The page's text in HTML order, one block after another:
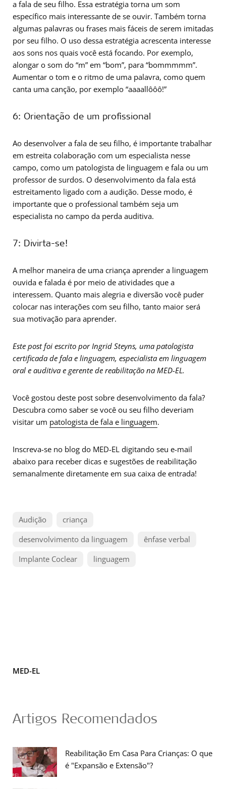
a fala de seu filho. Essa estratégia torna um som
específico mais interessante de se ouvir. Também torna
algumas palavras ou frases mais fáceis de serem imitadas
por seu filho. O uso dessa estratégia acrescenta interesse
aos sons nos quais você está focando. Por exemplo,
alongar o som do “m” em “bom”, para “bommmmm”.
Aumentar o tom e o ritmo de uma palavra, como quem
canta uma canção, por exemplo “aaaallôôô!”
6: Orientação de um profissional
Ao desenvolver a fala de seu filho, é importante trabalhar
em estreita colaboração com um especialista nesse
campo, como um patologista de linguagem e fala ou um
professor de surdos. O desenvolvimento da fala está
estreitamento ligado com a audição. Desse modo, é
importante que o professional também seja um
especialista no campo da perda auditiva.
7: Divirta-se!
A melhor maneira de uma criança aprender a linguagem
ouvida e falada é por meio de atividades que a
interessem. Quanto mais alegria e diversão você puder
colocar nas interações com seu filho, tanto maior será
sua motivação para aprender.
Este post foi escrito por Ingrid Steyns, uma patologista
certificada de fala e linguagem, especialista em linguagem
oral e auditiva e gerente de reabilitação na MED-EL.
Você gostou deste post sobre desenvolvimento da fala?
Descubra como saber se você ou seu filho deveriam
visitar um patologista de fala e linguagem.
Inscreva-se no blog do MED-EL digitando seu e-mail
abaixo para receber dicas e sugestões de reabilitação
semanalmente diretamente em sua caixa de entrada!
Audição
criança
desenvolvimento da linguagem
ênfase verbal
Implante Coclear
linguagem
MED-EL
Artigos Recomendados
Reabilitação Em Casa Para Crianças: O que
é "Expansão e Extensão"?